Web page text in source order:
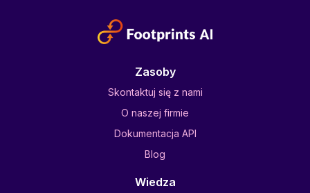
Zasoby
Skontaktuj się z nami
O naszej firmie
Dokumentacja API
Blog
Wiedza